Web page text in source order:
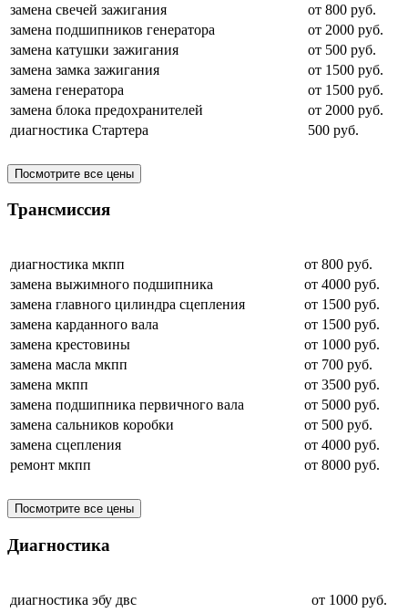
замена свечей зажигания
от 800 руб.
замена подшипников генератора
от 2000 руб.
замена катушки зажигания
от 500 руб.
замена замка зажигания
от 1500 руб.
замена генератора
от 1500 руб.
замена блока предохранителей
от 2000 руб.
диагностика Стартера
500 руб.
Посмотрите все цены
Трансмиссия
диагностика мкпп
от 800 руб.
замена выжимного подшипника
от 4000 руб.
замена главного цилиндра сцепления
от 1500 руб.
замена карданного вала
от 1500 руб.
замена крестовины
от 1000 руб.
замена масла мкпп
от 700 руб.
замена мкпп
от 3500 руб.
замена подшипника первичного вала
от 5000 руб.
замена сальников коробки
от 500 руб.
замена сцепления
от 4000 руб.
ремонт мкпп
от 8000 руб.
Посмотрите все цены
Диагностика
диагностика эбу двс
от 1000 руб.